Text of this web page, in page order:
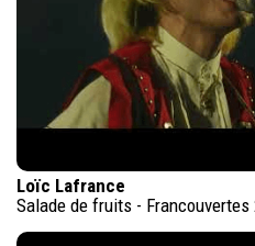
Loïc Lafrance
Salade de fruits - Francouvertes